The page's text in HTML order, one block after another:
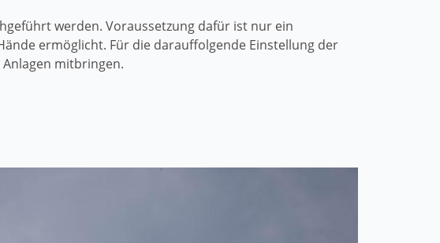
werden. Voraussetzung dafür ist nur ein
ermöglicht. Für die darauffolgende Einstellung der
mitbringen.